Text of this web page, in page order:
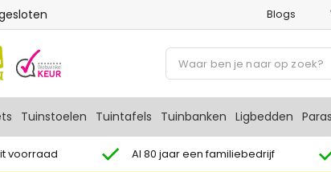
Blogs
r
o
d
u
c
Tuinstoelen Tuintafels Tuinbanken Ligbedden
voorraad Al 80 jaar een familiebedrijf